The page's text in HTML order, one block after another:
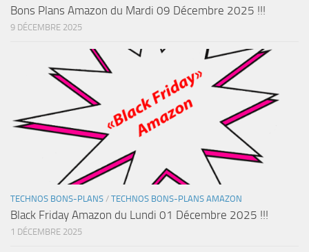
Bons Plans Amazon du Mardi 09 Décembre 2025 !!!
9 DÉCEMBRE 2025
TECHNOS BONS-PLANS / TECHNOS BONS-PLANS AMAZON
Black Friday Amazon du Lundi 01 Décembre 2025 !!!
1 DÉCEMBRE 2025